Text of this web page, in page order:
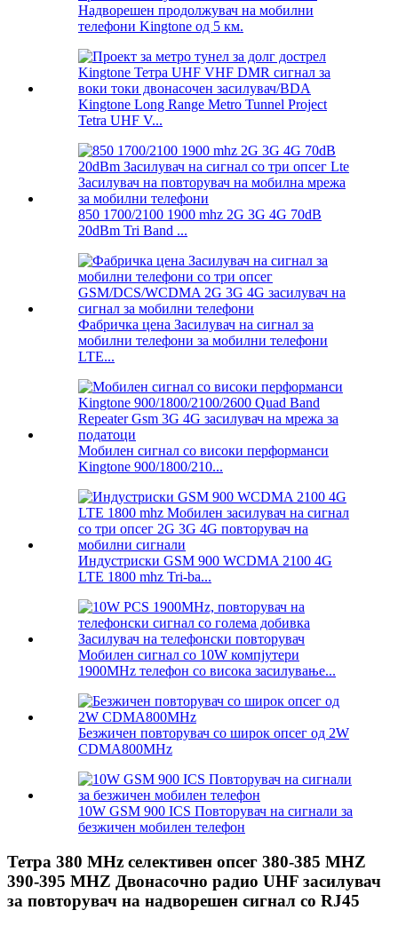
Надворешен продолжувач на мобилни
телефони Kingtone од 5 км.
Kingtone Long Range Metro Tunnel Project
Tetra UHF V...
850 1700/2100 1900 mhz 2G 3G 4G 70dB
20dBm Tri Band ...
Фабричка цена Засилувач на сигнал за
мобилни телефони за мобилни телефони
LTE...
Мобилен сигнал со високи перформанси
Kingtone 900/1800/210...
Индустриски GSM 900 WCDMA 2100 4G
LTE 1800 mhz Tri-ba...
Мобилен сигнал со 10W компјутери
1900MHz телефон со висока засилување...
Безжичен повторувач со широк опсег од 2W
CDMA800MHz
10W GSM 900 ICS Повторувач на сигнали за
безжичен мобилен телефон
Тетра 380 MHz селективен опсег 380-385 MHZ
390-395 MHZ Двонасочно радио UHF засилувач
за повторувач на надворешен сигнал со RJ45